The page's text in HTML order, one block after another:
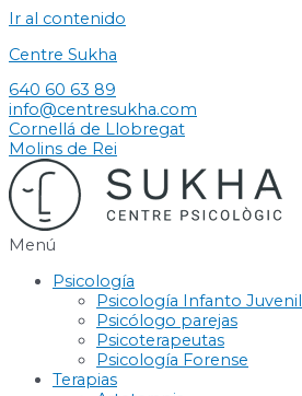
Ir al contenido
Centre Sukha
640 60 63 89
info@centresukha.com
Cornellá de Llobregat
Molins de Rei
Menú
Psicología
Psicología Infanto Juvenil
Psicólogo parejas
Psicoterapeutas
Psicología Forense
Terapias